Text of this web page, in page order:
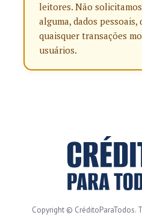
leitores. Não
alguma, dados
quaisquer transações
usuários.
Copyright © CréditoParaTodos.